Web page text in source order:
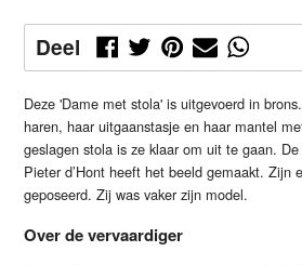
Deel
Deze 'Dame met stola' is uitgevoerd in
haren, haar uitgaanstasje en haar mantel
geslagen stola is ze klaar om uit te gaan.
Pieter d’Hont heeft het beeld gemaakt. Zijn
geposeerd. Zij was vaker zijn model.
Over de vervaardiger